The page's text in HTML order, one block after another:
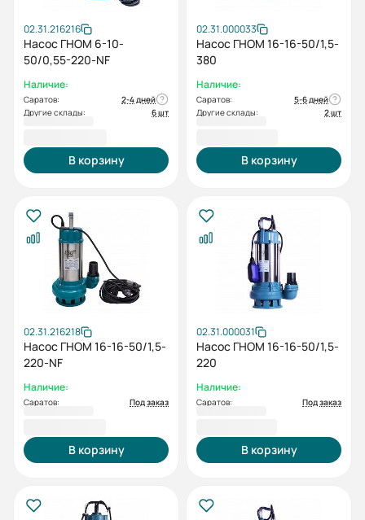
02.31.216216
Насос ГНОМ 6-10-
50/0,55-220-NF
Наличие:
Саратов:
2-4 дней
Другие склады:
6 шт
В корзину
02.31.000033
Насос ГНОМ 16-16-50/1,5-
380
Наличие:
Саратов:
5-6 дней
Другие склады:
2 шт
В корзину
02.31.216218
Насос ГНОМ 16-16-50/1,5-
220-NF
Наличие:
Саратов: Под заказ
В корзину
02.31.000031
Насос ГНОМ 16-16-50/1,5-
220
Наличие:
Саратов: Под заказ
В корзину